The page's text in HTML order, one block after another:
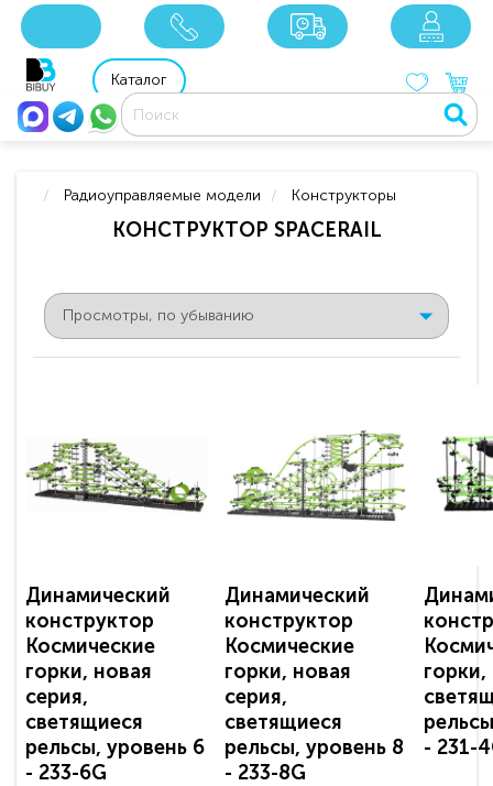
8 800 201 92 06
Каталог
Радиоуправляемые модели Конструкторы
КОНСТРУКТОР SPACERAIL
Динамический
конструктор
Космические
горки, новая
серия,
светящиеся
рельсы, уровень 6
- 233-6G
Динамический
конструктор
Космические
горки, новая
серия,
светящиеся
рельсы, уровень 8
- 233-8G
горки,
- 231-